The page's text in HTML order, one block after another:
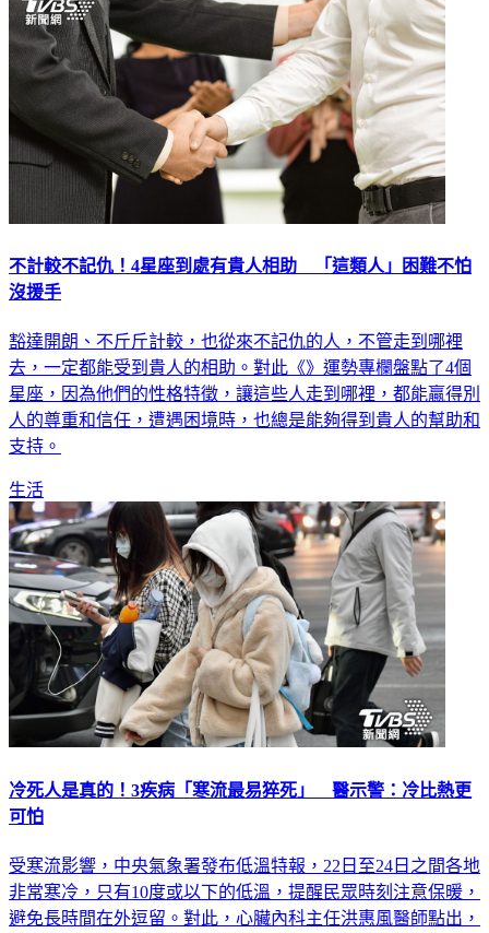
不計較不記仇！4星座到處有貴人相助 「這類人」困難不怕
沒援手
豁達開朗、不斤斤計較，也從來不記仇的人，不管走到哪裡
去，一定都能受到貴人的相助。對此《》運勢專欄盤點了4個
星座，因為他們的性格特徵，讓這些人走到哪裡，都能贏得別
人的尊重和信任，遭遇困境時，也總是能夠得到貴人的幫助和
支持。
生活
冷死人是真的！3疾病「寒流最易猝死」 醫示警：冷比熱更
可怕
受寒流影響，中央氣象署發布低溫特報，22日至24日之間各地
非常寒冷，只有10度或以下的低溫，提醒民眾時刻注意保暖，
避免長時間在外逗留。對此，心臟內科主任洪惠風醫師點出，